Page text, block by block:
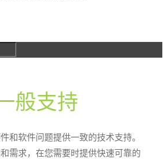
般支持
和软件问题提供一致的技术支持。
需求，在您需要时提供快速可靠的